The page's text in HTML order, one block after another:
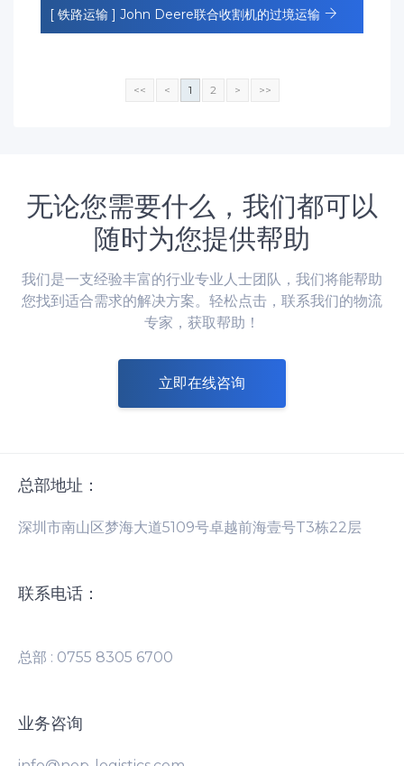
[ 铁路运输 ] John Deere联合收割机的过境运输
<< < 1 2 > >>
无论您需要什么，我们都可以
随时为您提供帮助
我们是一支经验丰富的行业专业人士团队，我们将能帮助
您找到适合需求的解决方案。轻松点击，联系我们的物流
专家，获取帮助！
立即在线咨询
总部地址：
深圳市南山区梦海大道5109号卓越前海壹号T3栋22层
联系电话：
总部 : 0755 8305 6700
业务咨询